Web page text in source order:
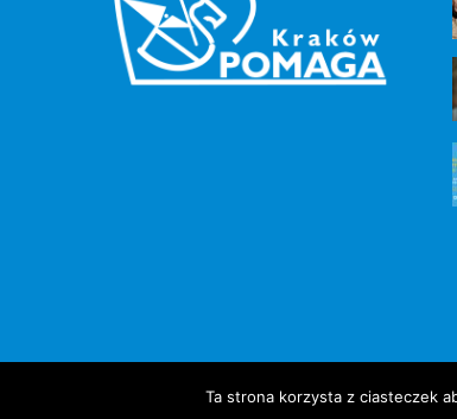
Ta strona korzysta z ciasteczek